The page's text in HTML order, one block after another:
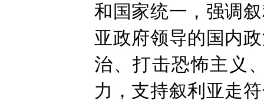
和国家统一，强调
亚政府领导的国内
治、打击恐怖主义
力，支持叙利亚走